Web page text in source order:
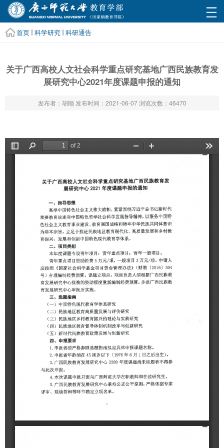
首页 科学研究 科研通告
关于广西高校人文社会科学重点研究基地广西民族教育发
展研究中心2021年度课题申报的通知
发布者：胡顺 发布时间：2021-06-07 浏览次数： 46470